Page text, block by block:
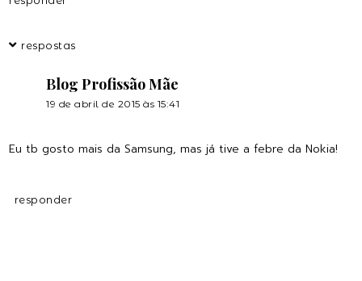
respostas
Blog Profissão Mãe
19 de abril de 2015 às 15:41
Eu tb gosto mais da Samsung, mas já tive a febre da Nokia!
responder